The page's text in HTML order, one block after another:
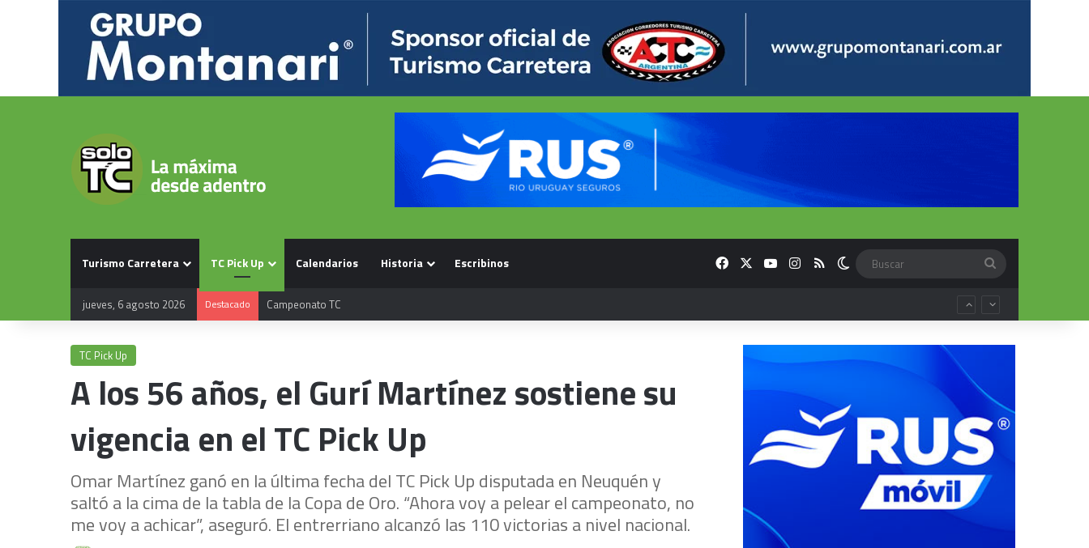
Turismo Carretera TC Pick Up Calendarios Historia Escribinos FacebookYouTubeInstagram
RSS Switch skin
jueves, 6 agosto 2026 Destacado
Calendario TC 2026
TC Pick Up
A los 56 años, el Gurí Martínez sostiene su
vigencia en el TC Pick Up
Omar Martínez ganó en la última fecha del TC Pick Up disputada en Neuquén y
saltó a la cima de la tabla de la Copa de Oro. “Ahora voy a pelear el campeonato, no
me voy a achicar”, aseguró. El entrerriano alcanzó las 110 victorias a nivel nacional.